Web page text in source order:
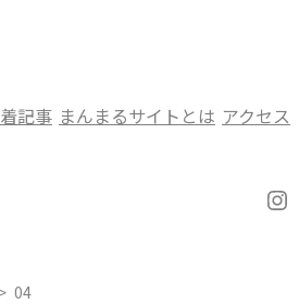
記事 まんまるサイトとは アクセス
04